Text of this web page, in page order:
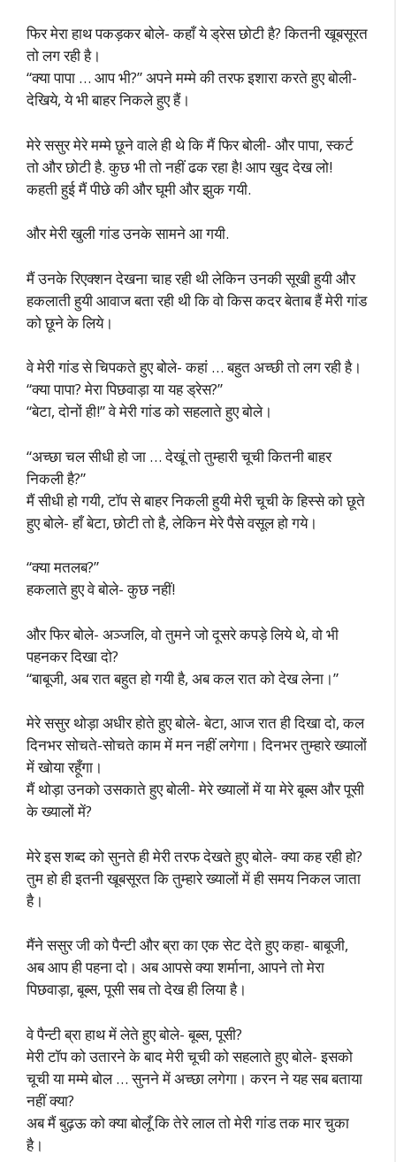
फिर मेरा हाथ पकड़कर बोले- कहाँ ये ड्रेस छोटी है? कितनी खूबसूरत
तो लग रही है।
“क्या पापा … आप भी?” अपने मम्मे की तरफ इशारा करते हुए बोली-
देखिये, ये भी बाहर निकले हुए हैं।
मेरे ससुर मेरे मम्मे छूने वाले ही थे कि मैं फिर बोली- और पापा, स्कर्ट
तो और छोटी है. कुछ भी तो नहीं ढक रहा है! आप खुद देख लो!
कहती हुई मैं पीछे की और घूमी और झुक गयी.
और मेरी खुली गांड उनके सामने आ गयी.
मैं उनके रिएक्शन देखना चाह रही थी लेकिन उनकी सूखी हुयी और
हकलाती हुयी आवाज बता रही थी कि वो किस कदर बेताब हैं मेरी गांड
को छूने के लिये।
वे मेरी गांड से चिपकते हुए बोले- कहां … बहुत अच्छी तो लग रही है।
“क्या पापा? मेरा पिछवाड़ा या यह ड्रेस?”
“बेटा, दोनों ही!” वे मेरी गांड को सहलाते हुए बोले।
“अच्छा चल सीधी हो जा … देखूं तो तुम्हारी चूची कितनी बाहर
निकली है?”
मैं सीधी हो गयी, टॉप से बाहर निकली हुयी मेरी चूची के हिस्से को छूते
हुए बोले- हाँ बेटा, छोटी तो है, लेकिन मेरे पैसे वसूल हो गये।
“क्या मतलब?”
हकलाते हुए वे बोले- कुछ नहीं!
और फिर बोले- अञ्जलि, वो तुमने जो दूसरे कपड़े लिये थे, वो भी
पहनकर दिखा दो?
“बाबूजी, अब रात बहुत हो गयी है, अब कल रात को देख लेना।”
मेरे ससुर थोड़ा अधीर होते हुए बोले- बेटा, आज रात ही दिखा दो, कल
दिनभर सोचते-सोचते काम में मन नहीं लगेगा। दिनभर तुम्हारे ख्यालों
में खोया रहूँगा।
मैं थोड़ा उनको उसकाते हुए बोली- मेरे ख्यालों में या मेरे बूब्स और पूसी
के ख्यालों में?
मेरे इस शब्द को सुनते ही मेरी तरफ देखते हुए बोले- क्या कह रही हो?
तुम हो ही इतनी खूबसूरत कि तुम्हारे ख्यालों में ही समय निकल जाता
है।
मैंने ससुर जी को पैन्टी और ब्रा का एक सेट देते हुए कहा- बाबूजी,
अब आप ही पहना दो। अब आपसे क्या शर्माना, आपने तो मेरा
पिछवाड़ा, बूब्स, पूसी सब तो देख ही लिया है।
वे पैन्टी ब्रा हाथ में लेते हुए बोले- बूब्स, पूसी?
मेरी टॉप को उतारने के बाद मेरी चूची को सहलाते हुए बोले- इसको
चूची या मम्मे बोल … सुनने में अच्छा लगेगा। करन ने यह सब बताया
नहीं क्या?
अब मैं बुढ़ऊ को क्या बोलूँ कि तेरे लाल तो मेरी गांड तक मार चुका
है।